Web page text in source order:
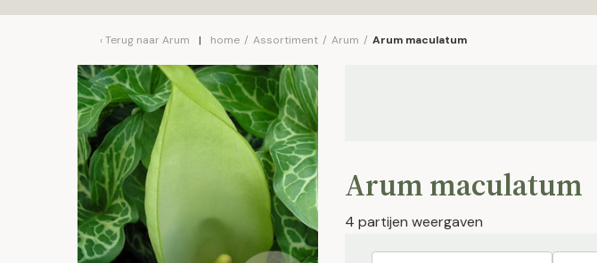
Terug naar Arum home / Assortiment / Arum / Arum maculatum
Arum maculatum
4 partijen weergaven